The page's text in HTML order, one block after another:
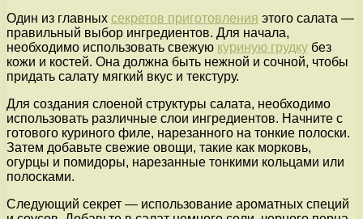
Один из главных секретов приготовления этого салата —
правильный выбор ингредиентов. Для начала,
необходимо использовать свежую куриную грудку без
кожи и костей. Она должна быть нежной и сочной, чтобы
придать салату мягкий вкус и текстуру.
Для создания слоеной структуры салата, необходимо
использовать различные слои ингредиентов. Начните с
готового куриного филе, нарезанного на тонкие полоски.
Затем добавьте свежие овощи, такие как морковь,
огурцы и помидоры, нарезанные тонкими кольцами или
полосками.
Следующий секрет — использование ароматных специй